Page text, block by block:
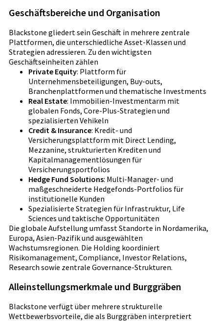
Geschäftsbereiche und Organisation
Blackstone gliedert sein Geschäft in mehrere zentrale
Plattformen, die unterschiedliche Asset-Klassen und
Strategien adressieren. Zu den wichtigsten
Geschäftseinheiten zählen
Private Equity: Plattform für
Unternehmensbeteiligungen, Buy-outs,
Branchenplattformen und thematische Investments
Real Estate: Immobilien-Investmentarm mit
globalen Fonds, Core-Plus-Strategien und
spezialisierten Vehikeln
Credit & Insurance: Kredit- und
Versicherungsplattform mit Direct Lending,
Mezzanine, strukturierten Krediten und
Kapitalmanagementlösungen für
Versicherungsportfolios
Hedge Fund Solutions: Multi-Manager- und
maßgeschneiderte Hedgefonds-Portfolios für
institutionelle Kunden
Spezialisierte Strategien für Infrastruktur, Life
Sciences und taktische Opportunitäten
Die globale Aufstellung umfasst Standorte in Nordamerika,
Europa, Asien-Pazifik und ausgewählten
Wachstumsregionen. Die Holding koordiniert
Risikomanagement, Compliance, Investor Relations,
Research sowie zentrale Governance-Strukturen.
Alleinstellungsmerkmale und Burggräben
Blackstone verfügt über mehrere strukturelle
Wettbewerbsvorteile, die als Burggräben interpretiert